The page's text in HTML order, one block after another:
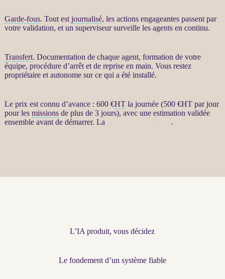
Garde-fous. Tout est journalisé, les actions engageantes passent par
votre validation, et un superviseur surveille les agentsen continu.
Transfert. Documentation de chaque agent, formation de votre
équipe, procédure d’arrêt et de reprise en main. Vous restez
propriétaire et autonome sur ce qui a été installé.
Le prix est connu d’avance : 600 €HTla journée (500 €HTpar jour
pour les missionsde plus de 3 jours), avec une estimation validée
ensemble avant de démarrer. La
.
L’IA produit, vous décidez
Le fondement d’un système fiable